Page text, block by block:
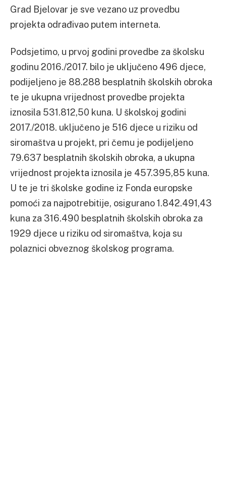
Grad Bjelovar je sve vezano uz provedbu
projekta odrađivao putem interneta.
Podsjetimo, u prvoj godini provedbe za školsku
godinu 2016./2017. bilo je uključeno 496 djece,
podijeljeno je 88.288 besplatnih školskih obroka
te je ukupna vrijednost provedbe projekta
iznosila 531.812,50 kuna. U školskoj godini
2017./2018. uključeno je 516 djece u riziku od
siromaštva u projekt, pri čemu je podijeljeno
79.637 besplatnih školskih obroka, a ukupna
vrijednost projekta iznosila je 457.395,85 kuna.
U te je tri školske godine iz Fonda europske
pomoći za najpotrebitije, osigurano 1.842.491,43
kuna za 316.490 besplatnih školskih obroka za
1929 djece u riziku od siromaštva, koja su
polaznici obveznog školskog programa.